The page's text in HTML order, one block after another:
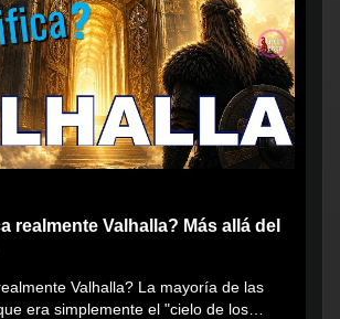
realmente Valhalla? Más allá del
Valhalla? La mayoría de las
era simplemente el "cielo de los